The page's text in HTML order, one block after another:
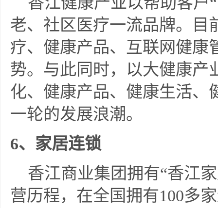
老、社区医疗一流品牌。目
疗、健康产品、互联网健康
势。与此同时，以大健康产
化、健康产品、健康生活、
一轮的发展浪潮。
6、家居连锁
香江商业集团拥有“香江
营历程，在全国拥有100多